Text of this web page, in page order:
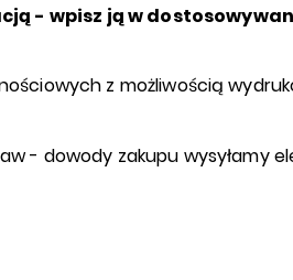
- wpisz ją w
z możliwością
- dowody zakupu wysyłamy